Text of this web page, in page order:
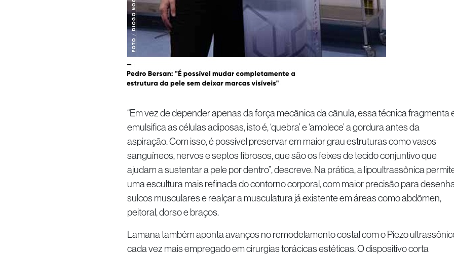
“Em vez de depender apenas da força mecânica da cânula, essa técnica fragmenta
emulsifica as células adiposas, isto é, ‘quebra’ e ‘amolece’ a gordura antes da
aspiração. Com isso, é possível preservar em maior grau estruturas como vasos
sanguíneos, nervos e septos fibrosos, que são os feixes de tecido conjuntivo que
ajudam a sustentar a pele por dentro”, descreve. Na prática, a lipoultrassônica
uma escultura mais refinada do contorno corporal, com maior precisão para
sulcos musculares e realçar a musculatura já existente em áreas como abdômen,
peitoral, dorso e braços.
Lamana também aponta avanços no remodelamento costal com o Piezo
cada vez mais empregado em cirurgias torácicas estéticas. O dispositivo corta